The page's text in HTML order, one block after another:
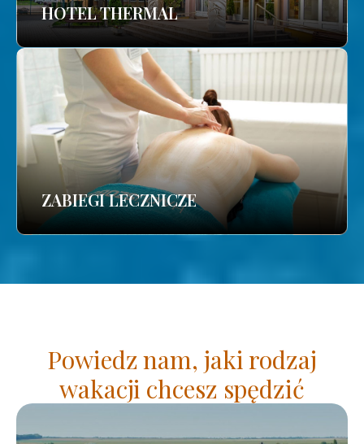
HOTEL THERMAL
ZABIEGI LECZNICZE
Powiedz nam, jaki rodzaj
wakacji chcesz spędzić